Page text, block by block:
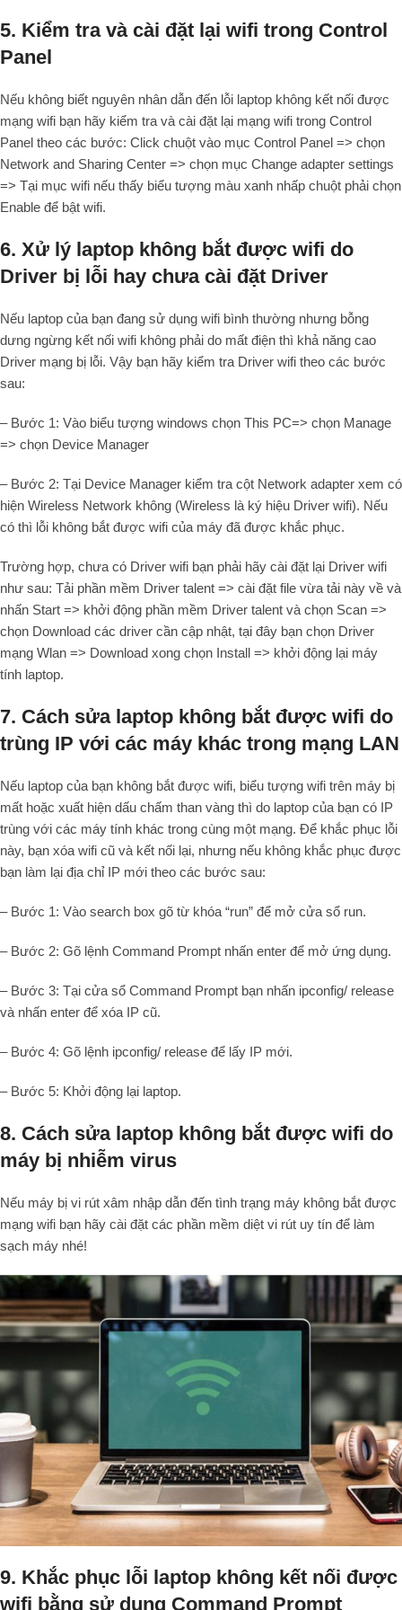
5. Kiểm tra và cài đặt lại wifi trong Control
Panel
Nếu không biết nguyên nhân dẫn đến lỗi laptop không kết nối được
mạng wifi bạn hãy kiểm tra và cài đặt lại mạng wifi trong Control
Panel theo các bước: Click chuột vào mục Control Panel => chọn
Network and Sharing Center => chọn mục Change adapter settings
=> Tại mục wifi nếu thấy biểu tượng màu xanh nhấp chuột phải chọn
Enable để bật wifi.
6. Xử lý laptop không bắt được wifi do
Driver bị lỗi hay chưa cài đặt Driver
Nếu laptop của bạn đang sử dụng wifi bình thường nhưng bỗng
dưng ngừng kết nối wifi không phải do mất điện thì khả năng cao
Driver mạng bị lỗi. Vậy bạn hãy kiểm tra Driver wifi theo các bước
sau:
– Bước 1: Vào biểu tượng windows chọn This PC=> chọn Manage
=> chọn Device Manager
– Bước 2: Tại Device Manager kiểm tra cột Network adapter xem có
hiện Wireless Network không (Wireless là ký hiệu Driver wifi). Nếu
có thì lỗi không bắt được wifi của máy đã được khắc phục.
Trường hợp, chưa có Driver wifi bạn phải hãy cài đặt lại Driver wifi
như sau: Tải phần mềm Driver talent => cài đặt file vừa tải này về và
nhấn Start => khởi động phần mềm Driver talent và chọn Scan =>
chọn Download các driver cần cập nhật, tại đây bạn chọn Driver
mạng Wlan => Download xong chọn Install => khởi động lại máy
tính laptop.
7. Cách sửa laptop không bắt được wifi do
trùng IP với các máy khác trong mạng LAN
Nếu laptop của bạn không bắt được wifi, biểu tượng wifi trên máy bị
mất hoặc xuất hiện dấu chấm than vàng thì do laptop của bạn có IP
trùng với các máy tính khác trong cùng một mạng. Để khắc phục lỗi
này, bạn xóa wifi cũ và kết nối lại, nhưng nếu không khắc phục được
bạn làm lại địa chỉ IP mới theo các bước sau:
– Bước 1: Vào search box gõ từ khóa “run” để mở cửa sổ run.
– Bước 2: Gõ lệnh Command Prompt nhấn enter để mở ứng dụng.
– Bước 3: Tại cửa sổ Command Prompt bạn nhấn ipconfig/ release
và nhấn enter để xóa IP cũ.
– Bước 4: Gõ lệnh ipconfig/ release để lấy IP mới.
– Bước 5: Khởi động lại laptop.
8. Cách sửa laptop không bắt được wifi do
máy bị nhiễm virus
Nếu máy bị vi rút xâm nhập dẫn đến tình trạng máy không bắt được
mạng wifi bạn hãy cài đặt các phần mềm diệt vi rút uy tín để làm
sạch máy nhé!
9. Khắc phục lỗi laptop không kết nối được
wifi bằng sử dụng Command Prompt